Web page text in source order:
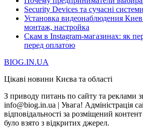
Security Devices та сучасні
Установка видеонаблюдения
монтаж, настройка
Скам в Instagram-магазинах: як
перед оплатою
BIOG.IN.UA
Цікаві новини Києва та області
З приводу питань по сайту та реклами
info@biog.in.ua | Увага! Адміністрація
відповідальності за розміщений
було взято з відкритих джерел.